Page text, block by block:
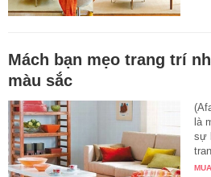
Mách bạn mẹo trang trí
màu sắc
là
sự